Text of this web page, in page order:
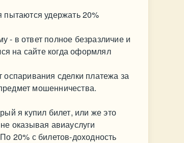
удержать 20%
- в ответ полное безразличие и
на сайте когда оформлял
сделки платежа за
мошенничества.
я купил билет, или же это
оказывая авиауслуги
20% с билетов-доходность